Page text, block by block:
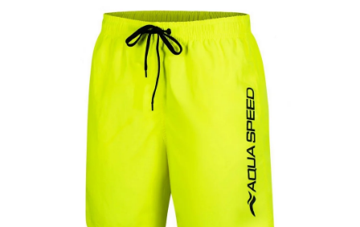
VŠETKO PRE DETI
HRAČKY DO VODY
PODVODNÉ SKÚTRE
TAŠKY A VAKY